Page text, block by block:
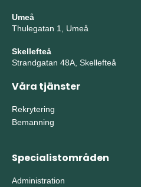
Umeå
Thulegatan 1, Umeå
Skellefteå
Strandgatan 48A, Skellefteå
Våra tjänster
Rekrytering
Bemanning
Specialistområden
Administration